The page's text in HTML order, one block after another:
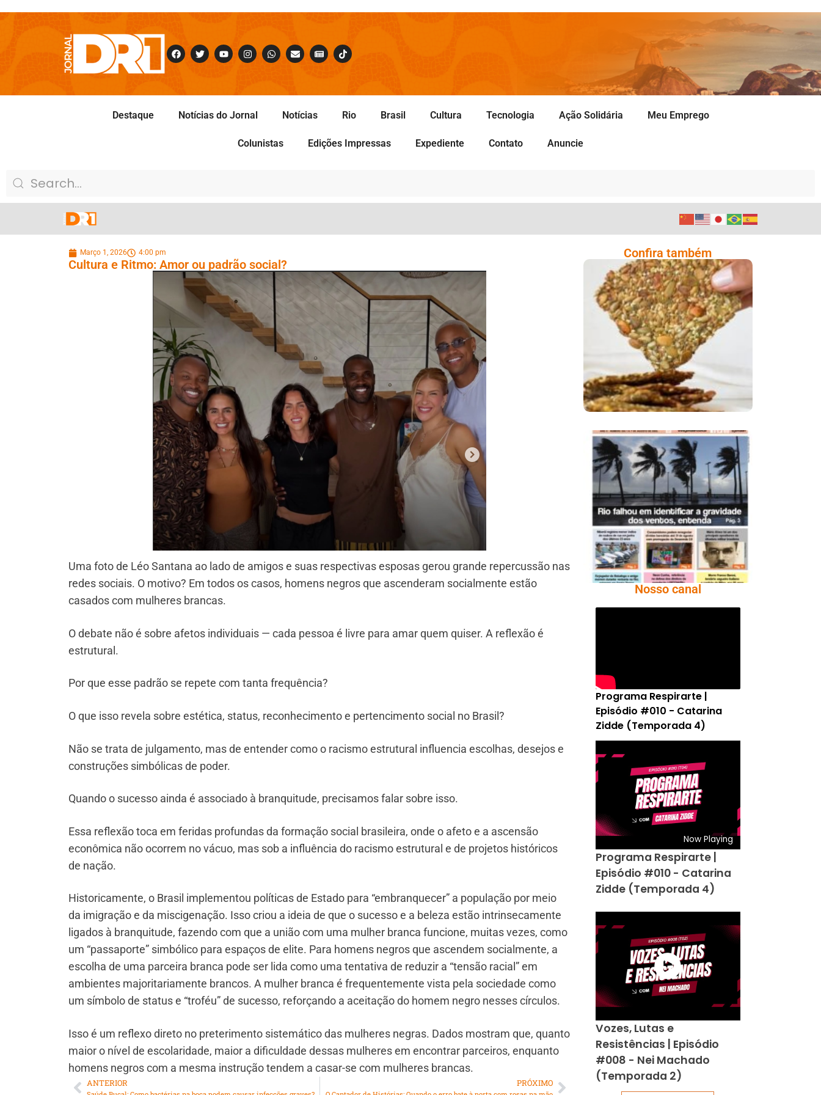
Destaque Notícias do Jornal Notícias Rio Brasil Cultura Tecnologia Ação Solidária Meu Emprego
Colunistas Edições Impressas Expediente Contato Anuncie
Março 1, 2026 4:00 pm
Cultura e Ritmo: Amor ou padrão social?
Uma foto de Léo Santana ao lado de amigos e suas respectivas esposas gerou grande repercussão nas
redes sociais. O motivo? Em todos os casos, homens negros que ascenderam socialmente estão
casados com mulheres brancas.
O debate não é sobre afetos individuais — cada pessoa é livre para amar quem quiser. A reflexão é
estrutural.
Por que esse padrão se repete com tanta frequência?
O que isso revela sobre estética, status, reconhecimento e pertencimento social no Brasil?
Não se trata de julgamento, mas de entender como o racismo estrutural influencia escolhas, desejos e
construções simbólicas de poder.
Quando o sucesso ainda é associado à branquitude, precisamos falar sobre isso.
Essa reflexão toca em feridas profundas da formação social brasileira, onde o afeto e a ascensão
econômica não ocorrem no vácuo, mas sob a influência do racismo estrutural e de projetos históricos
de nação.
Historicamente, o Brasil implementou políticas de Estado para “embranquecer” a população por meio
da imigração e da miscigenação. Isso criou a ideia de que o sucesso e a beleza estão intrinsecamente
ligados à branquitude, fazendo com que a união com uma mulher branca funcione, muitas vezes, como
um “passaporte” simbólico para espaços de elite. Para homens negros que ascendem socialmente, a
escolha de uma parceira branca pode ser lida como uma tentativa de reduzir a “tensão racial” em
ambientes majoritariamente brancos. A mulher branca é frequentemente vista pela sociedade como
um símbolo de status e “troféu” de sucesso, reforçando a aceitação do homem negro nesses círculos.
Isso é um reflexo direto no preterimento sistemático das mulheres negras. Dados mostram que, quanto
maior o nível de escolaridade, maior a dificuldade dessas mulheres em encontrar parceiros, enquanto
homens negros com a mesma instrução tendem a casar-se com mulheres brancas.
ANTERIOR PRÓXIMO
Confira também
Comer Bem: Cracker
De Sementes
Ano X – Número 366
01 A 07 De Agosto De
2026
Nosso canal
Programa Respirarte |
Episódio #010 - Catarina
Zidde (Temporada 4)
Now Playing
Programa Respirarte |
Episódio #010 - Catarina
Zidde (Temporada 4)
Vozes, Lutas e
Resistências | Episódio
#008 - Nei Machado
(Temporada 2)